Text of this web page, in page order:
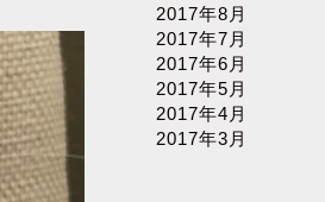
2017年8月
2017年7月
2017年6月
2017年5月
2017年4月
2017年3月